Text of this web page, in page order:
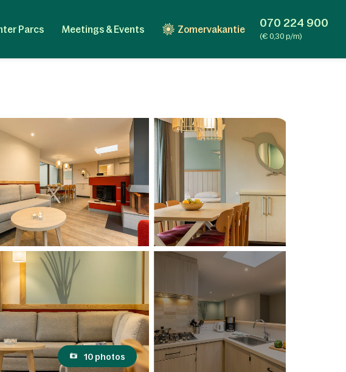
Parcs Meetings & Events Zomervakantie 070 224 900
(€ 0,30 p/m)
10 photos